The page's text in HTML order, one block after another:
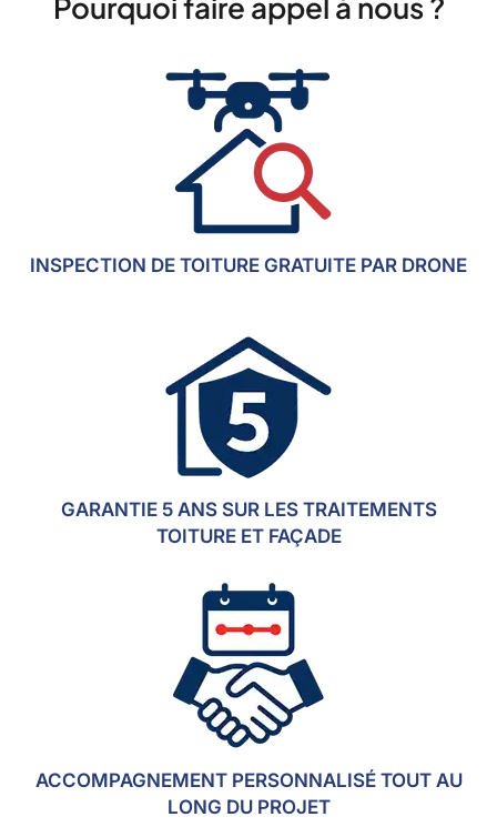
Pourquoi faire appel à nous ?
INSPECTION DE TOITURE GRATUITE PAR DRONE
GARANTIE 5 ANS SUR LES TRAITEMENTS
TOITURE ET FAÇADE
ACCOMPAGNEMENT PERSONNALISÉ TOUT AU
LONG DU PROJET